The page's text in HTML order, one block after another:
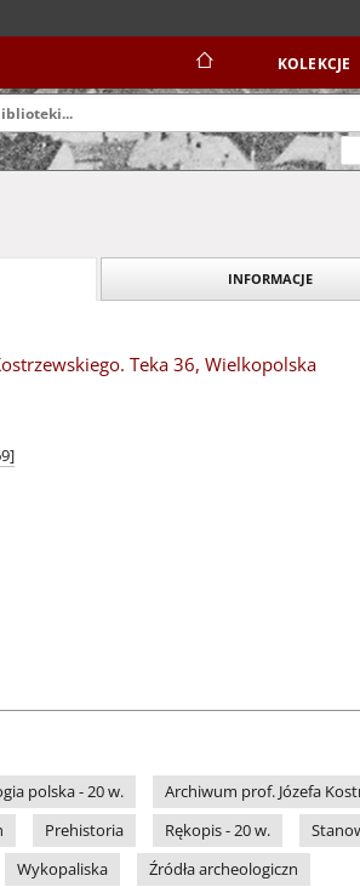
KOLEKCJE
INFORMACJE
Teka 36, Wielkopolska
polska - 20 w. Archiwum prof. Józefa
Prehistoria Rękopis - 20 w.
Wykopaliska Źródła archeologiczn